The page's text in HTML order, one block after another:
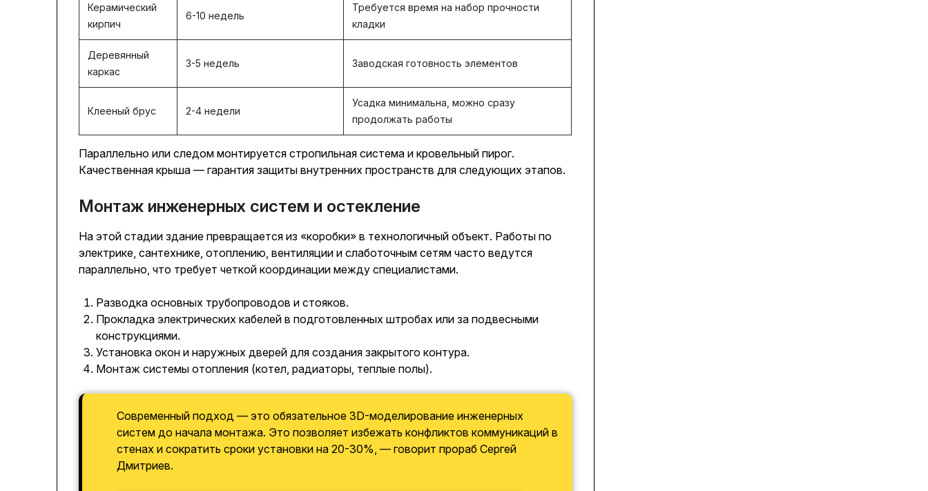
Керамический
кирпич
6-10 недель
Требуется время на набор прочности
кладки
Деревянный
каркас
3-5 недель Заводская готовность элементов
Клееный брус 2-4 недели
Усадка минимальна, можно сразу
продолжать работы
Параллельно или следом монтируется стропильная система и кровельный пирог.
Качественная крыша — гарантия защиты внутренних пространств для следующих этапов.
Монтаж инженерных систем и остекление
На этой стадии здание превращается из «коробки» в технологичный объект. Работы по
электрике, сантехнике, отоплению, вентиляции и слаботочным сетям часто ведутся
параллельно, что требует четкой координации между специалистами.
Разводка основных трубопроводов и стояков.
Прокладка электрических кабелей в подготовленных штробах или за подвесными
конструкциями.
Установка окон и наружных дверей для создания закрытого контура.
Монтаж системы отопления (котел, радиаторы, теплые полы).
Современный подход — это обязательное 3D-моделирование инженерных
систем до начала монтажа. Это позволяет избежать конфликтов коммуникаций в
стенах и сократить сроки установки на 20-30%, — говорит прораб Сергей
Дмитриев.